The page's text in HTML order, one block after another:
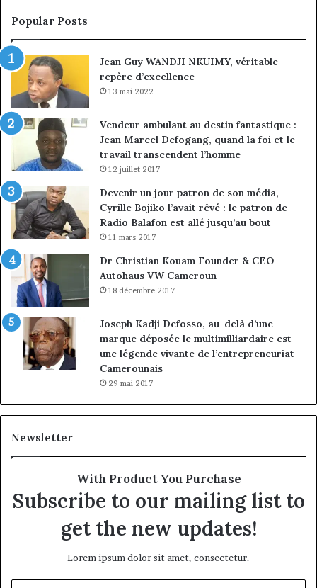
sous
discipline
Popular Posts
Jean Guy WANDJI NKUIMY, véritable
repère d’excellence
13 mai 2022
Vendeur ambulant au destin fantastique :
Jean Marcel Defogang, quand la foi et le
travail transcendent l’homme
12 juillet 2017
Devenir un jour patron de son média,
Cyrille Bojiko l’avait rêvé : le patron de
Radio Balafon est allé jusqu’au bout
11 mars 2017
Dr Christian Kouam Founder & CEO
Autohaus VW Cameroun
18 décembre 2017
Joseph Kadji Defosso, au-delà d’une
marque déposée le multimilliardaire est
une légende vivante de l’entrepreneuriat
Camerounais
29 mai 2017
Newsletter
With Product You Purchase
Subscribe to our mailing list to
get the new updates!
Lorem ipsum dolor sit amet, consectetur.